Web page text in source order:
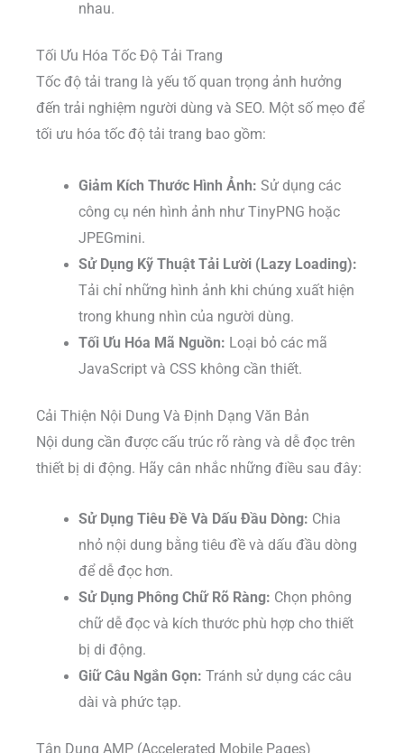
nhau.
Tối Ưu Hóa Tốc Độ Tải Trang
Tốc độ tải trang là yếu tố quan trọng ảnh hưởng
đến trải nghiệm người dùng và SEO. Một số mẹo để
tối ưu hóa tốc độ tải trang bao gồm:
Giảm Kích Thước Hình Ảnh: Sử dụng các
công cụ nén hình ảnh như TinyPNG hoặc
JPEGmini.
Sử Dụng Kỹ Thuật Tải Lười (Lazy Loading):
Tải chỉ những hình ảnh khi chúng xuất hiện
trong khung nhìn của người dùng.
Tối Ưu Hóa Mã Nguồn: Loại bỏ các mã
JavaScript và CSS không cần thiết.
Cải Thiện Nội Dung Và Định Dạng Văn Bản
Nội dung cần được cấu trúc rõ ràng và dễ đọc trên
thiết bị di động. Hãy cân nhắc những điều sau đây:
Sử Dụng Tiêu Đề Và Dấu Đầu Dòng: Chia
nhỏ nội dung bằng tiêu đề và dấu đầu dòng
để dễ đọc hơn.
Sử Dụng Phông Chữ Rõ Ràng: Chọn phông
chữ dễ đọc và kích thước phù hợp cho thiết
bị di động.
Giữ Câu Ngắn Gọn: Tránh sử dụng các câu
dài và phức tạp.
Tận Dụng AMP (Accelerated Mobile Pages)